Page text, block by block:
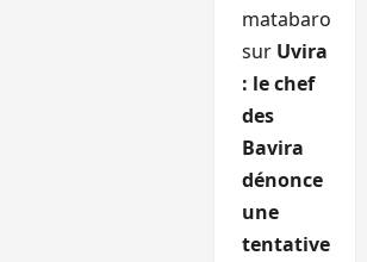
matabaro
sur Uvira
: le chef
des
Bavira
dénonce
une
tentative